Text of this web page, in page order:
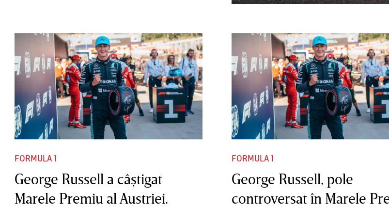
FORMULA 1
George Russell a câştigat
Marele Premiu al Austriei.
FORMULA 1
George Russell, pole
controversat în Marele